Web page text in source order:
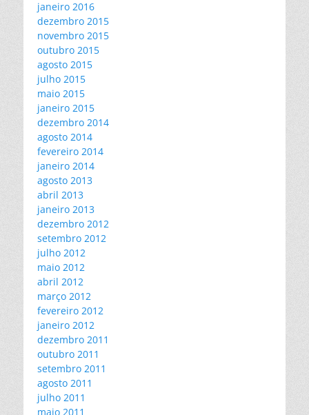
janeiro 2016
dezembro 2015
novembro 2015
outubro 2015
agosto 2015
julho 2015
maio 2015
janeiro 2015
dezembro 2014
agosto 2014
fevereiro 2014
janeiro 2014
agosto 2013
abril 2013
janeiro 2013
dezembro 2012
setembro 2012
julho 2012
maio 2012
abril 2012
março 2012
fevereiro 2012
janeiro 2012
dezembro 2011
outubro 2011
setembro 2011
agosto 2011
julho 2011
maio 2011